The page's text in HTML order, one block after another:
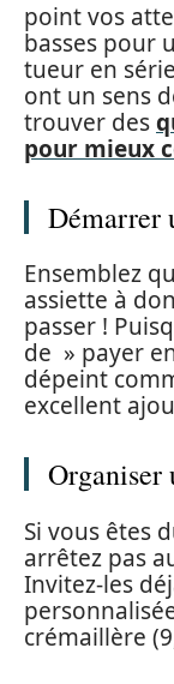
point vos
basses pour
tueur en
ont un sens
trouver des
pour mieux
Démarrer
Ensemblez
assiette à
passer !
de » payer
dépeint
excellent
Organiser
Si vous êtes
arrêtez pas
Invitez-les
crémaillère